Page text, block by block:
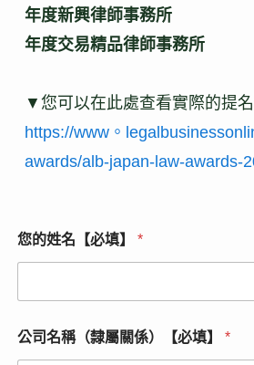
年度新興律師事務所
年度交易精品律師事務所
▼您可以在此處查看實際的提名
https://www。
awards/alb-japan-law-awards-
您的姓名【必填】 *
公司名稱（隸屬關係）【必填】 *